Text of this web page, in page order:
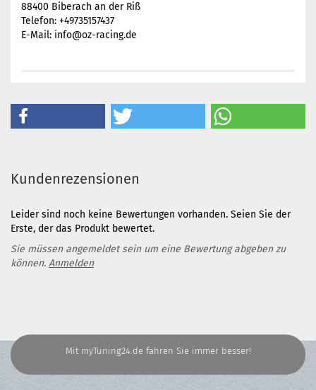
88400 Biberach an der Riß
Telefon: +49735157437
E-Mail: info@oz-racing.de
Kundenrezensionen
Leider sind noch keine Bewertungen vorhanden. Seien Sie der
Erste, der das Produkt bewertet.
Sie müssen angemeldet sein um eine Bewertung abgeben zu
können. Anmelden
Mit myTuning24.de fahren Sie immer besser!